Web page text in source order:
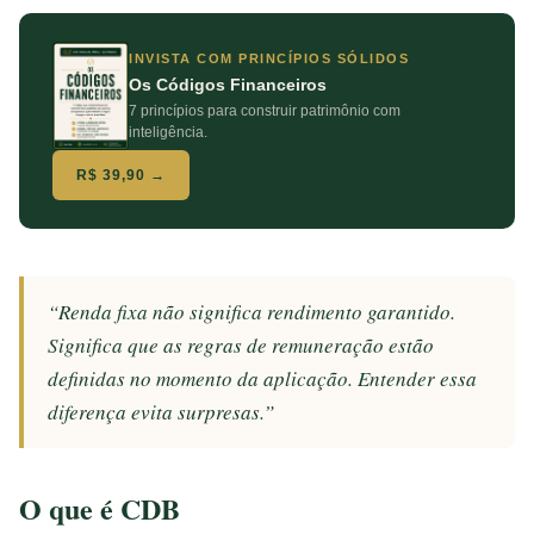
INVISTA COM PRINCÍPIOS SÓLIDOS
Os Códigos Financeiros
7 princípios para construir patrimônio com
inteligência.
R$ 39,90 →
“Renda fixa não significa rendimento garantido.
Significa que as regras de remuneração estão
definidas no momento da aplicação. Entender essa
diferença evita surpresas.”
O que é CDB